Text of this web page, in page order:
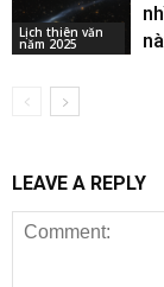
Lịch thiên văn
năm 2025
LEAVE A REPLY